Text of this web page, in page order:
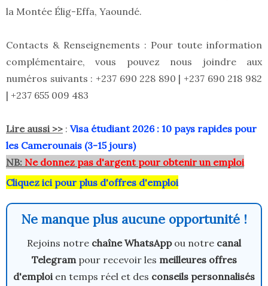
la Montée Élig-Effa, Yaoundé.
Contacts & Renseignements : Pour toute information
complémentaire, vous pouvez nous joindre aux
numéros suivants : +237 690 228 890 | +237 690 218 982
| +237 655 009 483
Lire aussi >> : Visa étudiant 2026 : 10 pays rapides pour
les Camerounais (3-15 jours)
NB: Ne donnez pas d'argent pour obtenir un emploi
Cliquez ici pour plus d'offres d'emploi
Ne manque plus aucune opportunité !
Rejoins notre chaîne WhatsAppou notre canal
Telegrampour recevoir les meilleures offres
d'emploien temps réel et des conseils personnalisés